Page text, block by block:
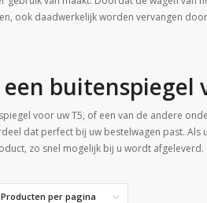
ook daadwerkelijk worden vervangen
buitenspiegel
voor uw T5, of een van de andere
dat perfect bij uw bestelwagen past.
zo snel mogelijk bij u wordt afgeleverd.
Producten per pagina